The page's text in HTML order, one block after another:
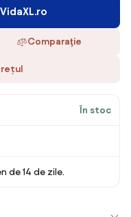
Comparaţie
În stoc
de 14 de zile.